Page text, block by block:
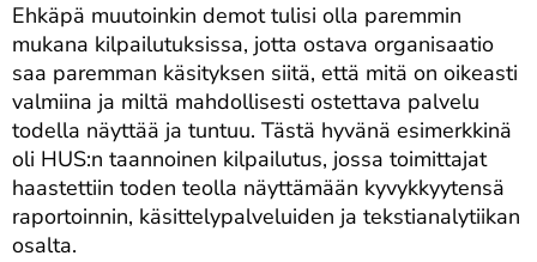
Ehkäpä muutoinkin demot tulisi olla paremmin
mukana kilpailutuksissa, jotta ostava organisaatio
saa paremman käsityksen siitä, että mitä on oikeasti
valmiina ja miltä mahdollisesti ostettava palvelu
todella näyttää ja tuntuu. Tästä hyvänä esimerkkinä
oli HUS:n taannoinen kilpailutus, jossa toimittajat
haastettiin toden teolla näyttämään kyvykkyytensä
raportoinnin, käsittelypalveluiden ja tekstianalytiikan
osalta.